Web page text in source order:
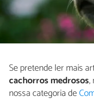
Se pretende ler mais
cachorros medrosos,
nossa categoria de